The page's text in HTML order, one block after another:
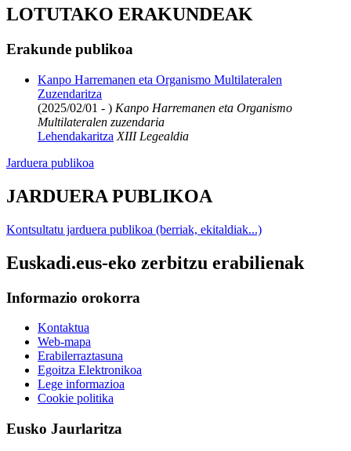
LOTUTAKO ERAKUNDEAK
Erakunde publikoa
Kanpo Harremanen eta Organismo Multilateralen
Zuzendaritza
(2025/02/01 - ) Kanpo Harremanen eta Organismo
Multilateralen zuzendaria
Lehendakaritza XIII Legealdia
Jarduera publikoa
JARDUERA PUBLIKOA
Kontsultatu jarduera publikoa (berriak, ekitaldiak...)
Euskadi.eus-eko zerbitzu erabilienak
Informazio orokorra
Kontaktua
Web-mapa
Erabilerraztasuna
Egoitza Elektronikoa
Lege informazioa
Cookie politika
Eusko Jaurlaritza